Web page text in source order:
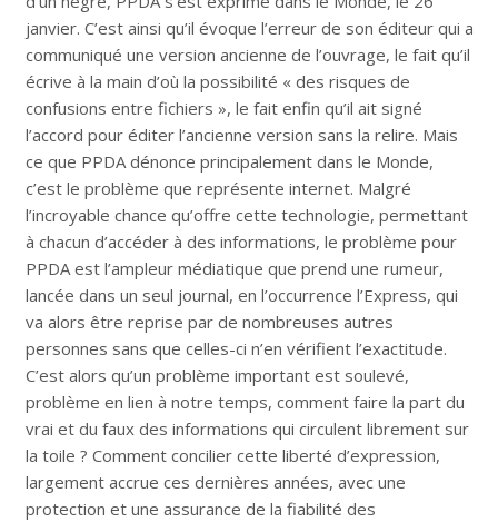
janvier. C’est ainsi qu’il évoque l’erreur de son éditeur qui a
communiqué une version ancienne de l’ouvrage, le fait qu’il
écrive à la main d’où la possibilité « des risques de
confusions entre fichiers », le fait enfin qu’il ait signé
l’accord pour éditer l’ancienne version sans la relire. Mais
ce que PPDA dénonce principalement dans le Monde,
c’est le problème que représente internet. Malgré
l’incroyable chance qu’offre cette technologie, permettant
à chacun d’accéder à des informations, le problème pour
PPDA est l’ampleur médiatique que prend une rumeur,
lancée dans un seul journal, en l’occurrence l’Express, qui
va alors être reprise par de nombreuses autres
personnes sans que celles-ci n’en vérifient l’exactitude.
C’est alors qu’un problème important est soulevé,
problème en lien à notre temps, comment faire la part du
vrai et du faux des informations qui circulent librement sur
la toile ? Comment concilier cette liberté d’expression,
largement accrue ces dernières années, avec une
protection et une assurance de la fiabilité des